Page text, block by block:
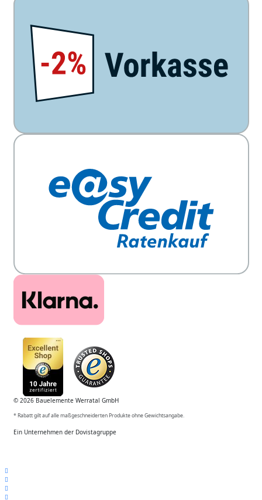
© 2026 Bauelemente Werratal GmbH
* Rabatt gilt auf alle maßgeschneiderten Produkte ohne Gewichtsangabe.
Ein Unternehmen der Dovistagruppe